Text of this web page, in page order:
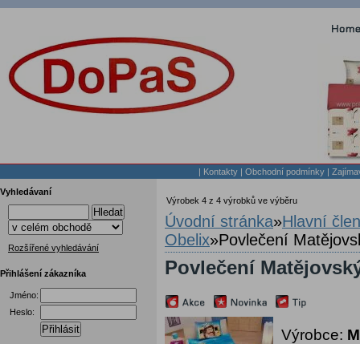
| Kontakty | Obchodní podmínky |
Vyhledávaní
Hledat
Rozšířené vyhledávání
Přihlášení zákazníka
Jméno:
Heslo:
Přihlásit
Výrobek 4 z 4 výrobků ve výběru
Úvodní stránka»Hlavní
Obelix»Povlečení
Povlečení
Výrobce: